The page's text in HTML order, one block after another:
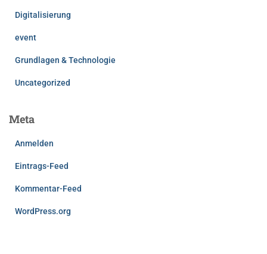
Digitalisierung
event
Grundlagen & Technologie
Uncategorized
Meta
Anmelden
Eintrags-Feed
Kommentar-Feed
WordPress.org